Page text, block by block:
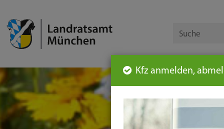
Kfz anmelden,